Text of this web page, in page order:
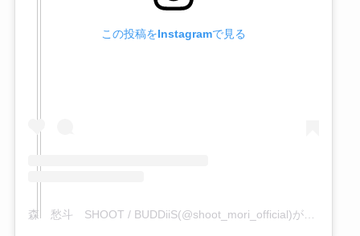
この投稿をInstagramで見る
森 愁斗 SHOOT / BUDDiiS(@shoot_mori_official)がシェアした投稿